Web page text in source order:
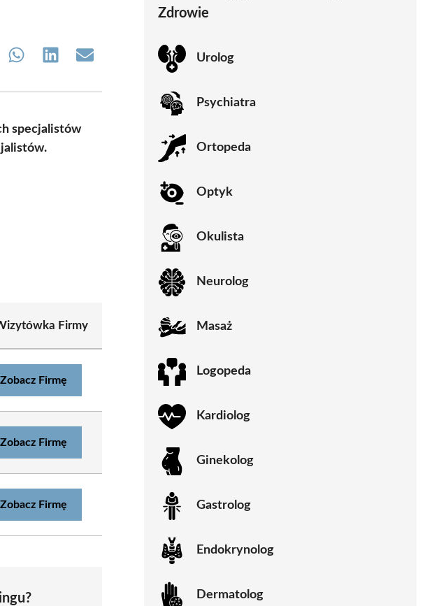
Share Share Share
specjalistów
Firmy
Zobacz Firmę
Zobacz Firmę
Zobacz Firmę
Zdrowie
Urolog
Psychiatra
Ortopeda
Optyk
Okulista
Neurolog
Masaż
Logopeda
Kardiolog
Ginekolog
Gastrolog
Endokrynolog
Dermatolog